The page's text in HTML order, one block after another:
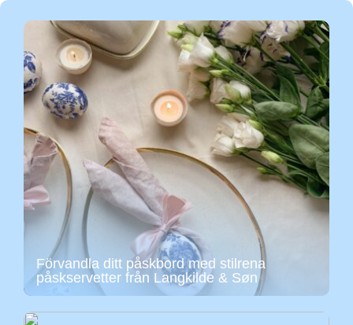
Förvandla ditt påskbord med stilrena
påskservetter från Langkilde & Søn